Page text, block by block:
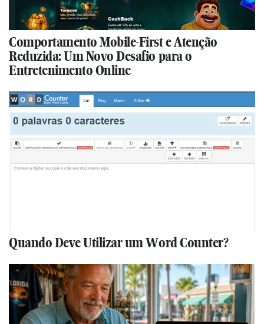
Comportamento Mobile-First e Atenção
Reduzida: Um Novo Desafio para o
Entretenimento Online
Quando Deve Utilizar um Word Counter?